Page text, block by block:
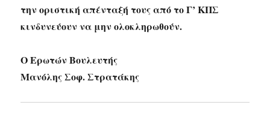
την οριστική απένταξή τους από το Γ’ ΚΠΣ
κινδυνεύουν να μην ολοκληρωθούν.
Ο Ερωτών Βουλευτής
Μανόλης Σοφ. Στρατάκης